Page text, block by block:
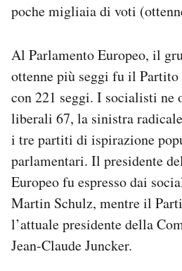
poche migliaia di voti
Al Parlamento Europeo, il
ottenne più seggi fu il Partito
con 221 seggi. I socialisti ne
liberali 67, la sinistra
i tre partiti di ispirazione
parlamentari. Il presidente
Europeo fu espresso dai
Martin Schulz, mentre il
l’attuale presidente della
Jean-Claude Juncker.